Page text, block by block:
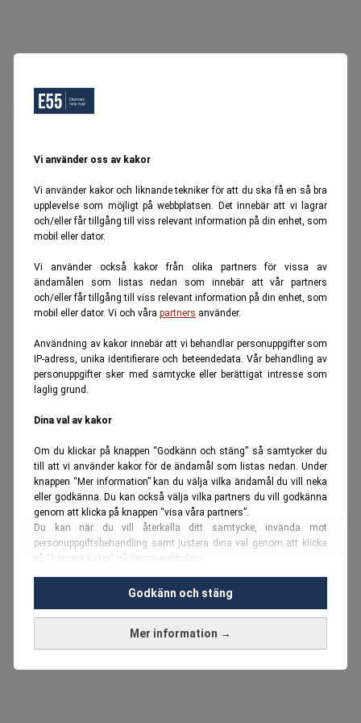
Vi använder oss av kakor
Vi använder kakor och liknande tekniker för att du ska få en så bra
upplevelse som möjligt på webbplatsen. Det innebär att vi lagrar
och/eller får tillgång till viss relevant information på din enhet, som
mobil eller dator.
Vi använder också kakor från olika partners för vissa av
ändamålen som listas nedan som innebär att vår partners
och/eller får tillgång till viss relevant information på din enhet, som
mobil eller dator. Vi och våra partners använder.
Användning av kakor innebär att vi behandlar personuppgifter som
IP-adress, unika identifierare och beteendedata. Vår behandling av
personuppgifter sker med samtycke eller berättigat intresse som
laglig grund.
Dina val av kakor
Om du klickar på knappen “Godkänn och stäng” så samtycker du
till att vi använder kakor för de ändamål som listas nedan. Under
knappen “Mer information” kan du välja vilka ändamål du vill neka
eller godkänna. Du kan också välja vilka partners du vill godkänna
genom att klicka på knappen “visa våra partners”.
Du kan när du vill återkalla ditt samtycke, invända mot
personuppgiftsbehandling samt justera dina val genom att klicka
på “hantera kakor” på denna webbplats.
Du kan fördjupa dig ytterligare i vårcookie-policy
Vi använder kakor och personuppgifter för dessa syften:
Nödvändiga cookies och liknande tekniker, anpassning av
Mer information →
Godkänn och stäng
Oops, Ett fel inträffade.